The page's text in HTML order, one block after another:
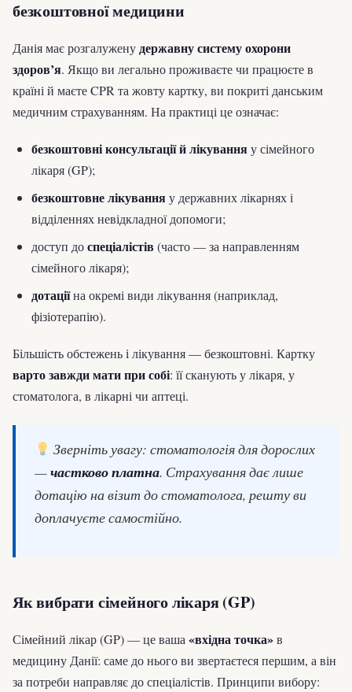
безкоштовної медицини
Данія має розгалуженудержавну систему охорони
здоров’я. Якщо ви легально проживаєте чи працюєте в
країні й маєте CPR та жовту картку, ви покриті данським
медичним страхуванням. На практиці це означає:
безкоштовні консультації й лікуванняу сімейного
лікаря (GP);
безкоштовне лікуванняу державних лікарнях і
відділеннях невідкладної допомоги;
доступ доспеціалістів (часто — за направленням
сімейного лікаря);
дотаціїна окремі види лікування (наприклад,
фізіотерапію).
Більшість обстежень і лікування — безкоштовні. Картку
варто завжди мати при собі: її сканують у лікаря, у
стоматолога, в лікарні чи аптеці.
Зверніть увагу: стоматологія для дорослих
—частково платна. Страхування дає лише
дотацію на візит до стоматолога, решту ви
доплачуєте самостійно.
Як вибрати сімейного лікаря (GP)
Сімейний лікар (GP) — це ваша «вхідна точка»в
медицину Данії: саме до нього ви звертаєтеся першим, а він
за потреби направляє до спеціалістів. Принципи вибору: